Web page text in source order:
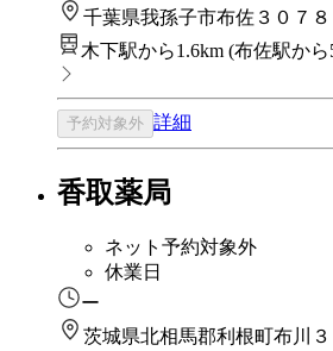
千葉県我孫子市布佐３０７８
木下駅から1.6km (布佐駅から
予約対象外 詳細
香取薬局
ネット予約対象外
休業日
ー
茨城県北相馬郡利根町布川３